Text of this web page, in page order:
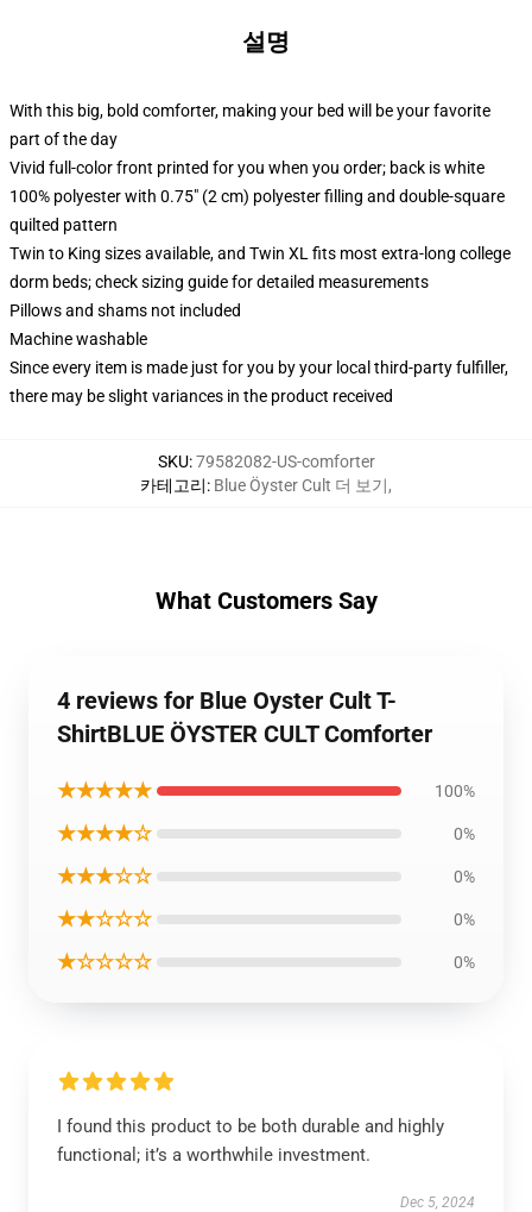
설명
With this big, bold comforter, making your bed will be your favorite
part of the day
Vivid full-color front printed for you when you order; back is white
100% polyester with 0.75" (2 cm) polyester filling and double-square
quilted pattern
Twin to King sizes available, and Twin XL fits most extra-long college
dorm beds; check sizing guide for detailed measurements
Pillows and shams not included
Machine washable
Since every item is made just for you by your local third-party fulfiller,
there may be slight variances in the product received
SKU:79582082-US-comforter
카테고리: Blue Öyster Cult 더 보기,
What Customers Say
4 reviews for Blue Oyster Cult T-
ShirtBLUE ÖYSTER CULT Comforter
★★★★★ 100%
★★★★☆ 0%
★★★☆☆ 0%
★★☆☆☆ 0%
★☆☆☆☆ 0%
I found this product to be both durable and highly
functional; it’s a worthwhile investment.
Dec 5, 2024